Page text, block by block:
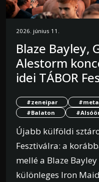
2026. június 11.
Blaze Bayley,
Alestorm
idei TÁBOR
#zeneipar
#Balaton
Újabb külföldi
Fesztiválra: a
mellé a Blaze
különleges Iron